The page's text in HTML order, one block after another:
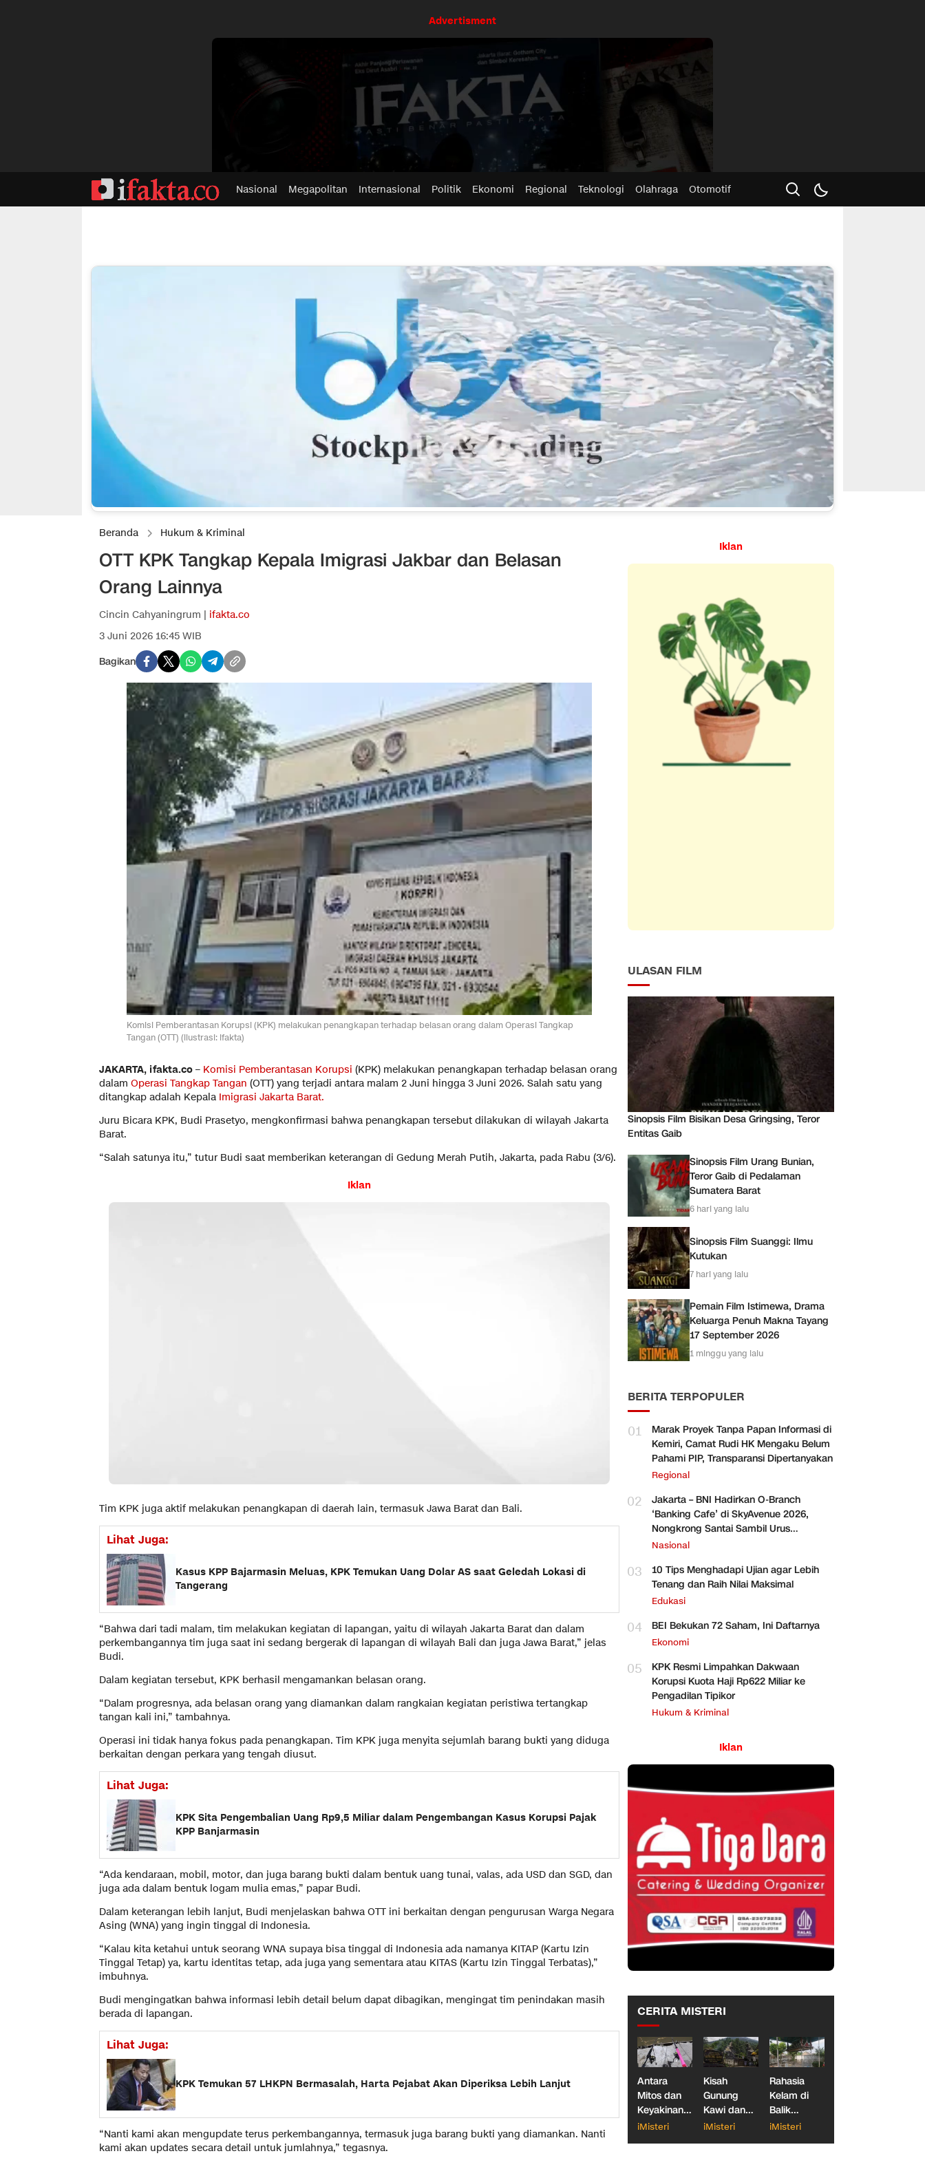
Advertisment
Nasional Megapolitan Internasional Politik Ekonomi Regional Teknologi Olahraga Otomotif
Beranda Hukum & Kriminal
OTT KPK Tangkap Kepala Imigrasi Jakbar dan Belasan
Orang Lainnya
Cincin Cahyaningrum | ifakta.co
3 Juni 2026 16:45 WIB
Bagikan
Komisi Pemberantasan Korupsi (KPK) melakukan penangkapan terhadap belasan orang dalam Operasi Tangkap
Tangan (OTT) (ilustrasi: ifakta)
JAKARTA, ifakta.co – Komisi Pemberantasan Korupsi (KPK) melakukan penangkapan terhadap belasan orang
dalam Operasi Tangkap Tangan (OTT) yang terjadi antara malam 2 Juni hingga 3 Juni 2026. Salah satu yang
ditangkap adalah Kepala Imigrasi Jakarta Barat.
Juru Bicara KPK, Budi Prasetyo, mengkonfirmasi bahwa penangkapan tersebut dilakukan di wilayah Jakarta
Barat.
“Salah satunya itu,” tutur Budi saat memberikan keterangan di Gedung Merah Putih, Jakarta, pada Rabu (3/6).
Iklan
Tim KPK juga aktif melakukan penangkapan di daerah lain, termasuk Jawa Barat dan Bali.
Lihat Juga:
Kasus KPP Bajarmasin Meluas, KPK Temukan Uang Dolar AS saat Geledah Lokasi di
Tangerang
“Bahwa dari tadi malam, tim melakukan kegiatan di lapangan, yaitu di wilayah Jakarta Barat dan dalam
perkembangannya tim juga saat ini sedang bergerak di lapangan di wilayah Bali dan juga Jawa Barat,” jelas
Budi.
Dalam kegiatan tersebut, KPK berhasil mengamankan belasan orang.
“Dalam progresnya, ada belasan orang yang diamankan dalam rangkaian kegiatan peristiwa tertangkap
tangan kali ini,” tambahnya.
Operasi ini tidak hanya fokus pada penangkapan. Tim KPK juga menyita sejumlah barang bukti yang diduga
berkaitan dengan perkara yang tengah diusut.
Lihat Juga:
KPK Sita Pengembalian Uang Rp9,5 Miliar dalam Pengembangan Kasus Korupsi Pajak
KPP Banjarmasin
“Ada kendaraan, mobil, motor, dan juga barang bukti dalam bentuk uang tunai, valas, ada USD dan SGD, dan
juga ada dalam bentuk logam mulia emas,” papar Budi.
Dalam keterangan lebih lanjut, Budi menjelaskan bahwa OTT ini berkaitan dengan pengurusan Warga Negara
Asing (WNA) yang ingin tinggal di Indonesia.
“Kalau kita ketahui untuk seorang WNA supaya bisa tinggal di Indonesia ada namanya KITAP (Kartu Izin
Tinggal Tetap) ya, kartu identitas tetap, ada juga yang sementara atau KITAS (Kartu Izin Tinggal Terbatas),”
imbuhnya.
Budi mengingatkan bahwa informasi lebih detail belum dapat dibagikan, mengingat tim penindakan masih
berada di lapangan.
Lihat Juga:
KPK Temukan 57 LHKPN Bermasalah, Harta Pejabat Akan Diperiksa Lebih Lanjut
“Nanti kami akan mengupdate terus perkembangannya, termasuk juga barang bukti yang diamankan. Nanti
kami akan updates secara detail untuk jumlahnya,” tegasnya.
Iklan
ULASAN FILM
Sinopsis Film Bisikan Desa Gringsing, Teror
Entitas Gaib
Sinopsis Film Urang Bunian,
Teror Gaib di Pedalaman
Sumatera Barat
6 hari yang lalu
Sinopsis Film Suanggi: Ilmu
Kutukan
7 hari yang lalu
Pemain Film Istimewa, Drama
Keluarga Penuh Makna Tayang
17 September 2026
1 minggu yang lalu
BERITA TERPOPULER
01
Marak Proyek Tanpa Papan Informasi di
Kemiri, Camat Rudi HK Mengaku Belum
Pahami PIP, Transparansi Dipertanyakan
Regional
02
Jakarta – BNI Hadirkan O-Branch
‘Banking Cafe’ di SkyAvenue 2026,
Nongkrong Santai Sambil Urus
Perbankan
Nasional
03
10 Tips Menghadapi Ujian agar Lebih
Tenang dan Raih Nilai Maksimal
Edukasi
04 BEI Bekukan 72 Saham, Ini Daftarnya
Ekonomi
05
KPK Resmi Limpahkan Dakwaan
Korupsi Kuota Haji Rp622 Miliar ke
Pengadilan Tipikor
Hukum & Kriminal
Iklan
CERITA MISTERI
Antara
Mitos dan
Keyakinan,
Ketika
iMisteri
Kisah
Gunung
Kawi dan
Dua
iMisteri
Rahasia
Kelam di
Balik
Makam
iMisteri